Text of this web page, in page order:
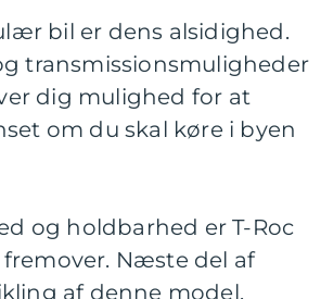
bil er dens alsidighed.
transmissionsmuligheder
dig mulighed for at
om du skal køre i byen
og holdbarhed er T-Roc
Næste del af
af denne model.